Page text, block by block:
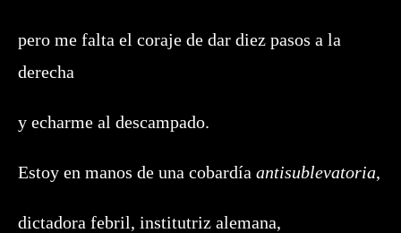
pero me falta el coraje de dar diez pasos a la
derecha
y echarme al descampado.
Estoy en manos de una cobardía antisublevatoria,
dictadora febril, institutriz alemana,